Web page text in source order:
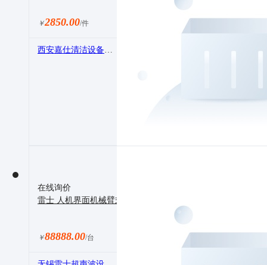
￥2850.00/件
西安嘉仕清洁设备有限公司
在线询价
雷士 人机界面机械臂式超声波清洗机 PLC
￥88888.00/台